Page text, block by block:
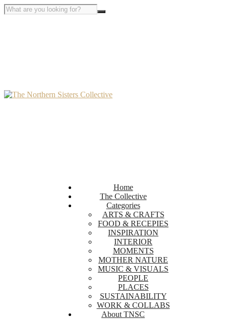
Home
The Collective
Categories
ARTS & CRAFTS
FOOD & RECEPIES
INSPIRATION
INTERIOR
MOMENTS
MOTHER NATURE
MUSIC & VISUALS
PEOPLE
PLACES
SUSTAINABILITY
WORK & COLLABS
About TNSC